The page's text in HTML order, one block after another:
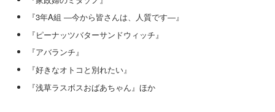
『3年A組 ―今から皆さんは、人質です―』
『ピーナッツバターサンドウィッチ』
『アバランチ』
『好きなオトコと別れたい』
『浅草ラスボスおばあちゃん』ほか